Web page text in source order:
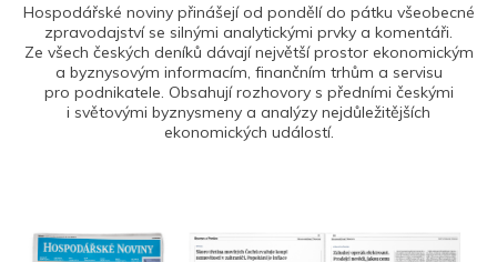
Hospodářské noviny přinášejí od pondělí do pátku všeobecné
zpravodajství se silnými analytickými prvky a komentáři.
Ze všech českých deníků dávají největší prostor ekonomickým
a byznysovým informacím, finančním trhům a servisu
pro podnikatele. Obsahují rozhovory s předními českými
i světovými byznysmeny a analýzy nejdůležitějších
ekonomických událostí.